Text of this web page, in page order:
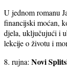
U jednom romanu
financijski moćan,
djela, uključujući i
lekcije o životu i
8. rujna: Novi